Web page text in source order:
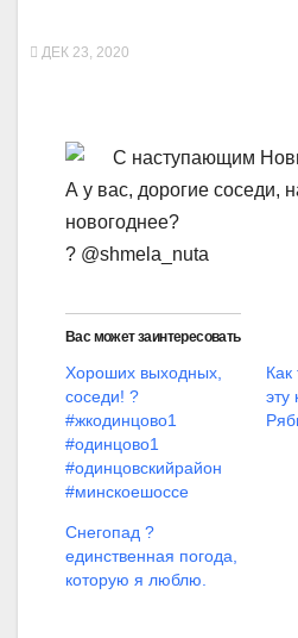
ДЕК 23, 2020
С наступающим
А у вас, дорогие соседи,
новогоднее?
? @shmela_nuta
Вас может заинтересовать
Хороших выходных,
соседи! ?
#жкодинцово1
#одинцово1
#одинцовскийрайон
#минскоешоссе
Как
эту
Снегопад ?
единственная погода,
которую я люблю.